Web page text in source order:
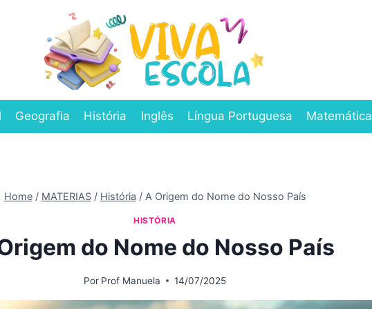
Geografia História Inglês Língua Portuguesa Matemática
Home / MATERIAS / História / A Origem do Nome do Nosso País
HISTÓRIA
do Nome do Nosso País
Por Prof Manuela 14/07/2025